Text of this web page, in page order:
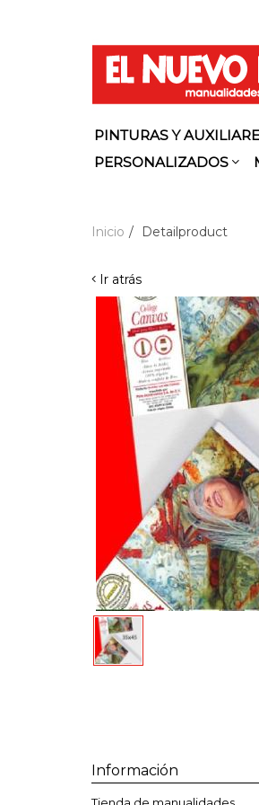
PINTURAS Y
PERSONALIZADOS
Inicio Detailproduct
Ir atrás
Información